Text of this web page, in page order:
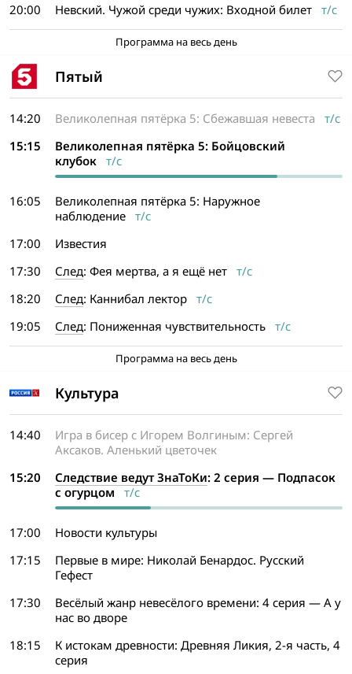
20:00
Невский. Чужой среди чужих: Входной билет т/с
Программа на весь день
Пятый
14:20 Великолепная пятёрка 5: Сбежавшая невеста т/с
15:15
Великолепная пятёрка 5: Бойцовский
клубок т/с
16:05
Великолепная пятёрка 5: Наружное
наблюдение т/с
17:00
Известия
17:30
След: Фея мертва, а я ещё нет т/с
18:20
След: Каннибал лектор т/с
19:05
След: Пониженная чувствительность т/с
Программа на весь день
Культура
14:40
Игра в бисер с Игорем Волгиным: Сергей
Аксаков. Аленький цветочек
15:20
Следствие ведут ЗнаТоКи: 2 серия — Подпасок
с огурцом т/с
17:00
Новости культуры
17:15
Первые в мире: Николай Бенардос. Русский
Гефест
17:30
Весёлый жанр невесёлого времени: 4 серия — А у
нас во дворе
18:15
К истокам древности: Древняя Ликия, 2-я часть, 4
серия